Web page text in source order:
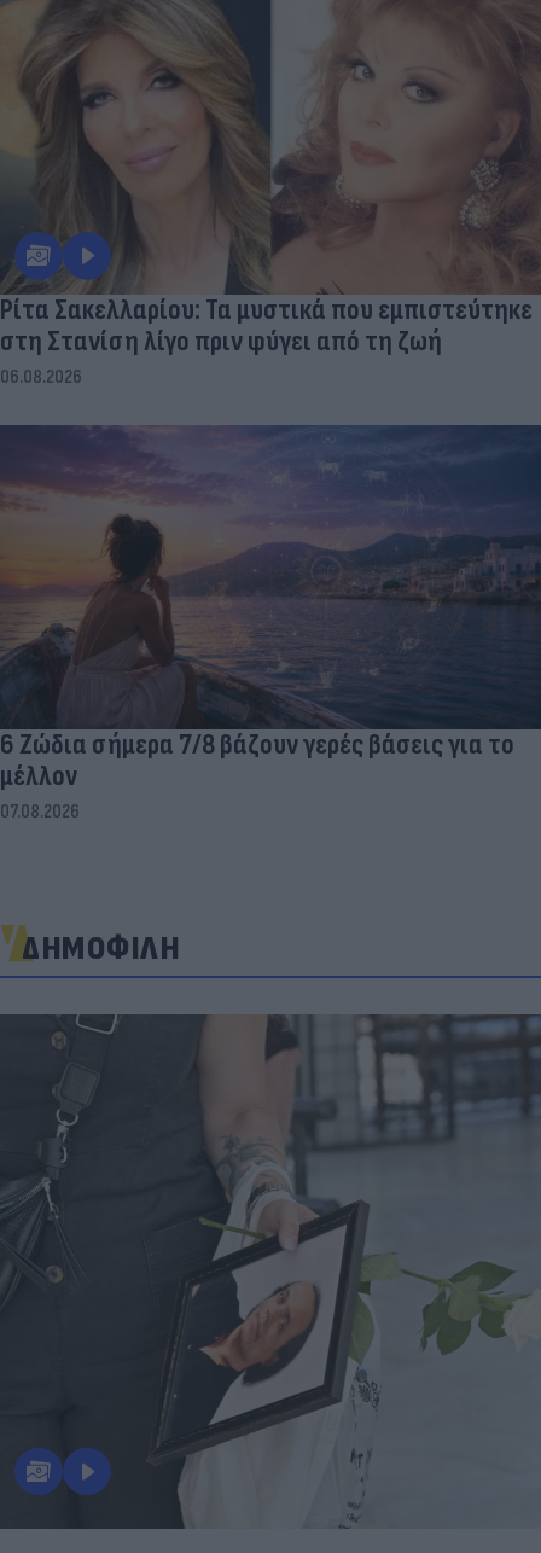
Ρίτα Σακελλαρίου: Τα μυστικά που εμπιστεύτηκε
στη Στανίση λίγο πριν φύγει από τη ζωή
06.08.2026
6 Ζώδια σήμερα 7/8 βάζουν γερές βάσεις για το
μέλλον
07.08.2026
ΔΗΜΟΦΙΛΗ